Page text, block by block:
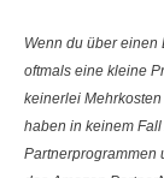
Wenn du über einen
oftmals eine kleine
keinerlei
haben in keinem
Partnerprogrammen